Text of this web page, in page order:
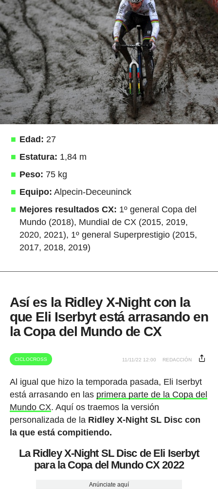
Edad: 27
Estatura: 1,84 m
Peso: 75 kg
Equipo: Alpecin-Deceuninck
Mejores resultados CX: 1º general Copa del
Mundo (2018), Mundial de CX (2015, 2019,
2020, 2021), 1º general Superprestigio (2015,
2017, 2018, 2019)
Así es la Ridley X-Night con la
que Eli Iserbyt está arrasando en
la Copa del Mundo de CX
CICLOCROSS 11/11/22 12:00 REDACCIÓN
Al igual que hizo la temporada pasada, Eli Iserbyt
está arrasando en las primera parte de la Copa del
Mundo CX. Aquí os traemos la versión
personalizada de la Ridley X-Night SL Disc con
la que está compitiendo.
La Ridley X-Night SL Disc de Eli Iserbyt
para la Copa del Mundo CX 2022
Anúnciate aquí